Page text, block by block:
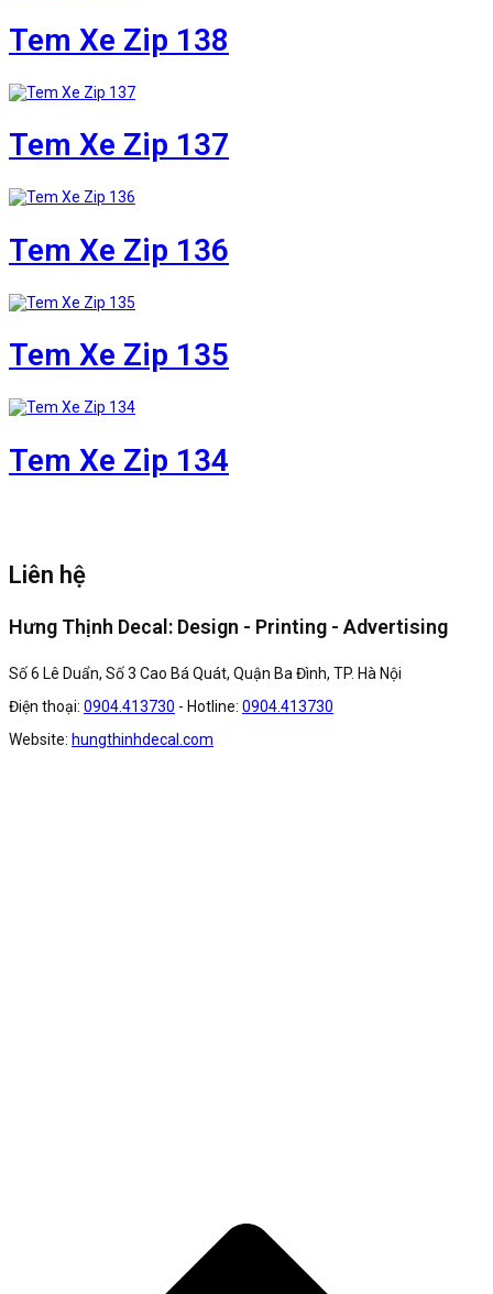
Tem Xe Zip 138
Tem Xe Zip 137
Tem Xe Zip 136
Tem Xe Zip 135
Tem Xe Zip 134
Liên hệ
Hưng Thịnh Decal: Design - Printing - Advertising
Số 6 Lê Duẩn, Số 3 Cao Bá Quát, Quận Ba Đình, TP. Hà Nội
Điện thoại: 0904.413730 - Hotline: 0904.413730
Website: hungthinhdecal.com